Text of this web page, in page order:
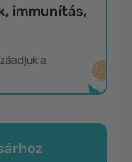
immunítás,
a